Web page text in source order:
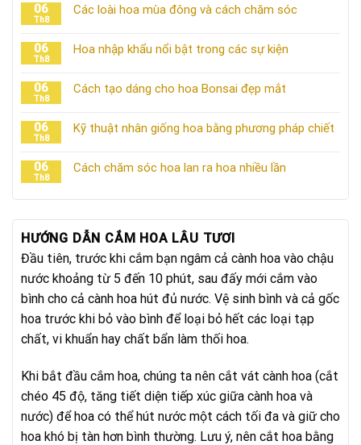
06
Th8
Các loài hoa mùa đông và cách chăm sóc
06
Th8
Hoa nhập khẩu nổi bật trong các sự kiện
06
Th8
Cách tạo dáng cho hoa Bonsai đẹp mắt
06
Th8
Kỹ thuật nhân giống hoa bằng phương pháp chiết
06
Th8
Cách chăm sóc hoa lan ra hoa nhiều lần
HƯỚNG DẪN CẮM HOA LÂU TƯƠI
Đầu tiên, trước khi cắm bạn ngâm cả cành hoa vào chậu
nước khoảng từ 5 đến 10 phút, sau đấy mới cắm vào
bình cho cả cành hoa hút đủ nước. Vệ sinh bình và cả gốc
hoa trước khi bỏ vào bình để loại bỏ hết các loại tạp
chất, vi khuẩn hay chất bẩn làm thối hoa.
Khi bắt đầu cắm hoa, chúng ta nên cắt vát cành hoa (cắt
chéo 45 độ, tăng tiết diện tiếp xúc giữa cành hoa và
nước) để hoa có thể hút nước một cách tối đa và giữ cho
hoa khó bị tàn hơn bình thường. Lưu ý, nên cắt hoa bằng